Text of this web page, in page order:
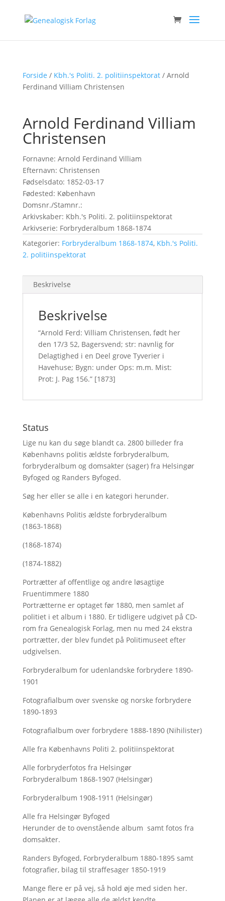
Forside / Kbh.'s Politi. 2. politiinspektorat/ Arnold
Ferdinand Villiam Christensen
Arnold Ferdinand Villiam
Christensen
Fornavne: Arnold Ferdinand Villiam
Efternavn: Christensen
Fødselsdato: 1852-03-17
Fødested: København
Domsnr./Stamnr.:
Arkivskaber: Kbh.'s Politi. 2. politiinspektorat
Arkivserie: Forbryderalbum 1868-1874
Kategorier: Forbryderalbum 1868-1874, Kbh.'s Politi.
2. politiinspektorat
Beskrivelse
Beskrivelse
“Arnold Ferd: Villiam Christensen, født her
den 17/3 52, Bagersvend; str: navnlig for
Delagtighed i en Deel grove Tyverier i
Havehuse; Bygn: under Ops: m.m. Mist:
Prot: J. Pag 156.” [1873]
Status
Lige nu kan du søge blandt ca. 2800 billeder fra
Københavns politis ældste forbryderalbum,
forbryderalbum og domsakter (sager) fra Helsingør
Byfoged og Randers Byfoged.
Søg hereller se alle i en kategori herunder.
Københavns Politis ældste forbryderalbum
(1863-1868)
(1868-1874)
(1874-1882)
Portrætter af offentlige og andre løsagtige
Fruentimmere 1880
Portrætterne er optaget før 1880, men samlet af
politiet i et album i 1880. Er tidligere udgivet på CD-
rom fra Genealogisk Forlag, men nu med 24 ekstra
portrætter, der blev fundet på Politimuseet efter
udgivelsen.
Forbryderalbum for udenlandske forbrydere 1890-
1901
Fotografialbum over svenske og norske forbrydere
1890-1893
Fotografialbum over forbrydere 1888-1890 (Nihilister)
Alle fra Københavns Politi 2. politiinspektorat
Alle forbryderfotos fra Helsingør
Forbryderalbum 1868-1907 (Helsingør)
Forbryderalbum 1908-1911 (Helsingør)
Alle fra Helsingør Byfoged
Herunder de to ovenstående album samt fotos fra
domsakter.
Randers Byfoged, Forbryderalbum 1880-1895 samt
fotografier, bilag til straffesager 1850-1919
Mange flere er på vej, så hold øje med siden her.